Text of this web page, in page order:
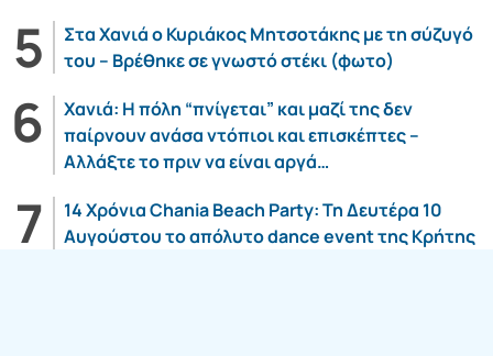
Στα Χανιά ο Κυριάκος Μητσοτάκης με τη σύζυγό
του – Βρέθηκε σε γνωστό στέκι (φωτο)
Χανιά: Η πόλη “πνίγεται” και μαζί της δεν
παίρνουν ανάσα ντόπιοι και επισκέπτες –
Αλλάξτε το πριν να είναι αργά…
14 Χρόνια Chania Beach Party: Τη Δευτέρα 10
Αυγούστου το απόλυτο dance event της Κρήτης